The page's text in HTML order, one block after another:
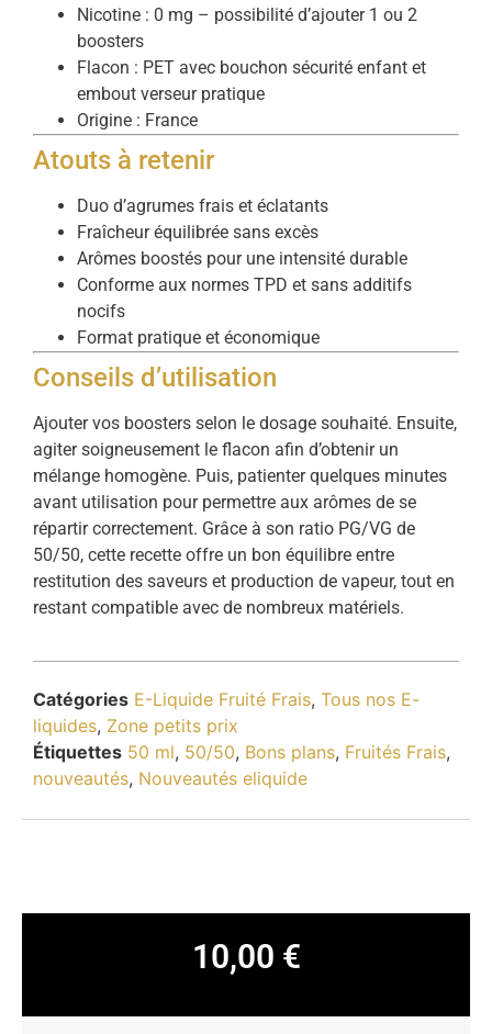
Nicotine : 0 mg – possibilité d’ajouter 1 ou 2
boosters
Flacon : PET avec bouchon sécurité enfant et
embout verseur pratique
Origine : France
Atouts à retenir
Duo d’agrumes frais et éclatants
Fraîcheur équilibrée sans excès
Arômes boostés pour une intensité durable
Conforme aux normes TPD et sans additifs
nocifs
Format pratique et économique
Conseils d’utilisation
Ajouter vos boosters selon le dosage souhaité. Ensuite,
agiter soigneusement le flacon afin d’obtenir un
mélange homogène. Puis, patienter quelques minutes
avant utilisation pour permettre aux arômes de se
répartir correctement. Grâce à son ratio PG/VG de
50/50, cette recette offre un bon équilibre entre
restitution des saveurs et production de vapeur, tout en
restant compatible avec de nombreux matériels.
Catégories E-Liquide Fruité Frais, Tous nos E-
liquides, Zone petits prix
Étiquettes 50 ml, 50/50, Bons plans, Fruités Frais,
nouveautés, Nouveautés eliquide
10,00 €